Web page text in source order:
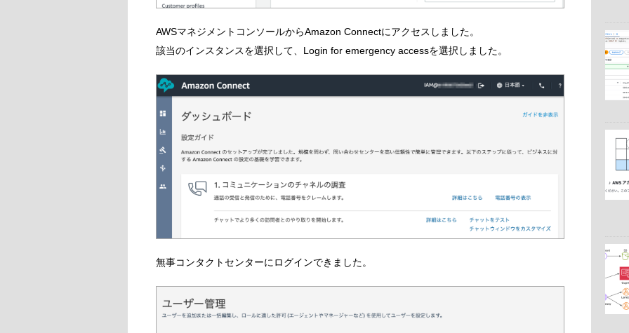
AWSマネジメントコンソールからAmazon Connectにアクセスしました。
該当のインスタンスを選択して、Login for emergency accessを選択しました。
無事コンタクトセンターにログインできました。